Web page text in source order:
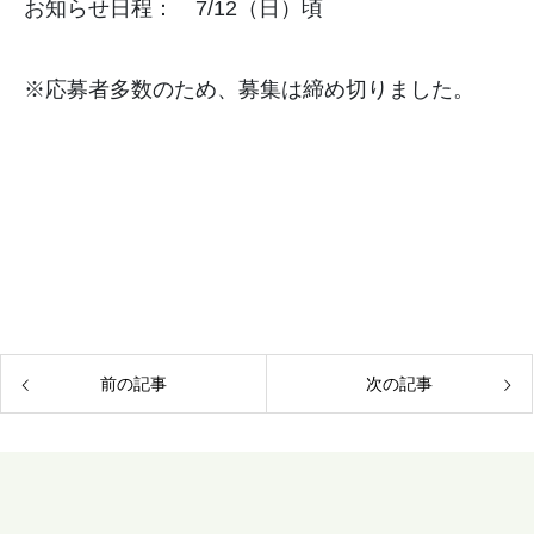
お知らせ日程： 7/12（日）頃
※応募者多数のため、募集は締め切りました。
前の記事 次の記事